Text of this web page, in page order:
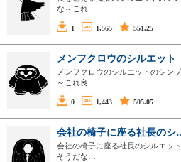
な～これ…
1 1,565 551.25
メンフクロウのシルエット
メンフクロウのシルエットのシン
～これ良…
0 1,443 505.05
会社の椅子に座る社長の
会社の椅子に座る社長のシルエッ
そうだな…